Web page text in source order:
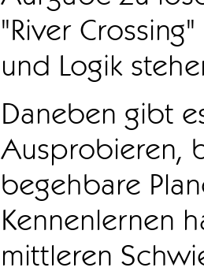
"River
und Logik
Daneben gibt
Ausprobieren,
begehbare
Kennenlernen
mittleren